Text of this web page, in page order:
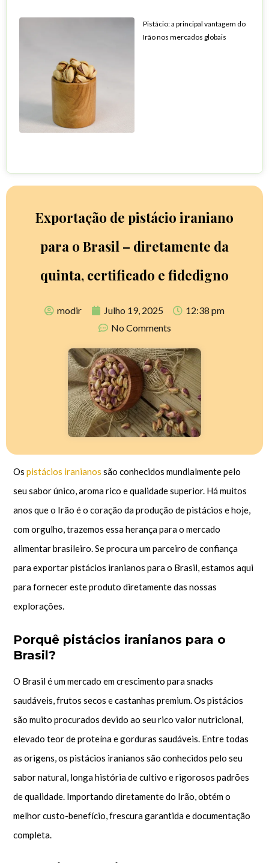
Pistácio: a principal vantagem do
Irão nos mercados globais
Exportação de pistácio iraniano
para o Brasil – diretamente da
quinta, certificado e fidedigno
modir Julho 19, 2025
12:38 pm
No Comments
Os pistácios iranianos são conhecidos mundialmente pelo
seu sabor único, aroma rico e qualidade superior. Há muitos
anos que o Irão é o coração da produção de pistácios e hoje,
com orgulho, trazemos essa herança para o mercado
alimentar brasileiro. Se procura um parceiro de confiança
para exportar pistácios iranianos para o Brasil, estamos aqui
para fornecer este produto diretamente das nossas
explorações.
Porquê pistácios iranianos para o
Brasil?
O Brasil é um mercado em crescimento para snacks
saudáveis, frutos secos e castanhas premium. Os pistácios
são muito procurados devido ao seu rico valor nutricional,
elevado teor de proteína e gorduras saudáveis. Entre todas
as origens, os pistácios iranianos são conhecidos pelo seu
sabor natural, longa história de cultivo e rigorosos padrões
de qualidade. Importando diretamente do Irão, obtém o
melhor custo-benefício, frescura garantida e documentação
completa.